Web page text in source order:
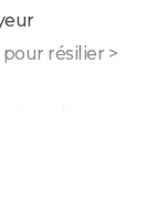
résilier >
ou d'un